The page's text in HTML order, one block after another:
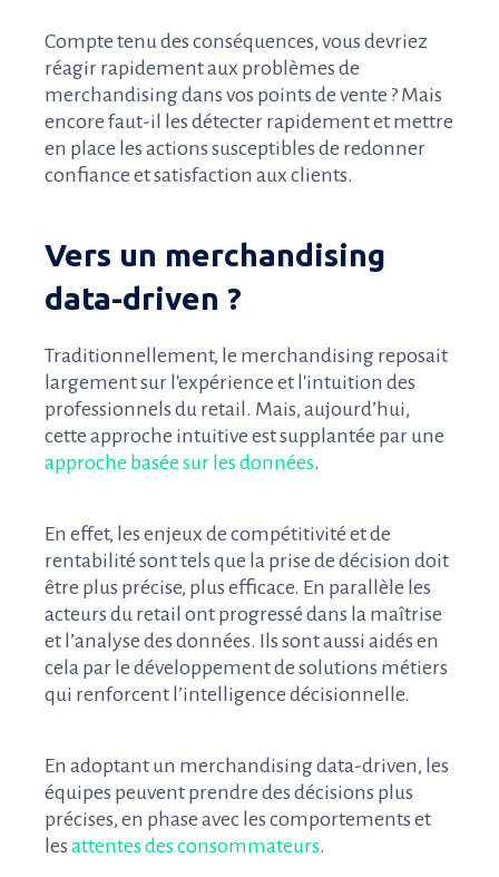
Compte tenu des conséquences, vous devriez
réagir rapidement aux problèmes de
merchandising dans vos points de vente ? Mais
encore faut-il les détecter rapidement et mettre
en place les actions susceptibles de redonner
confiance et satisfaction aux clients.
Vers un merchandising
data-driven ?
Traditionnellement, le merchandising reposait
largement sur l'expérience et l'intuition des
professionnels du retail. Mais, aujourd’hui,
cette approche intuitive est supplantée par une
approche basée sur les données.
En effet, les enjeux de compétitivité et de
rentabilité sont tels que la prise de décision doit
être plus précise, plus efficace. En parallèle les
acteurs du retail ont progressé dans la maîtrise
et l’analyse des données. Ils sont aussi aidés en
cela par le développement de solutions métiers
qui renforcent l’intelligence décisionnelle.
En adoptant un merchandising data-driven, les
équipes peuvent prendre des décisions plus
précises, en phase avec les comportements et
les attentes des consommateurs.